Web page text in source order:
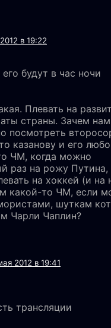
в 19:22
будут в час ночи
Плевать на
страны. Зачем
посмотреть
казанову и его
ЧМ, когда можно
раз на рожу Путина,
на хоккей (и на
какой-то ЧМ, если
шуткам
Чарли Чаплин?
2012 в 19:41
трансляции